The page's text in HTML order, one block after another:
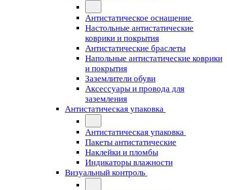
Антистатическое оснащение
Настольные антистатические
коврики и покрытия
Антистатические браслеты
Напольные антистатические коврики
и покрытия
Заземлители обуви
Аксессуары и провода для
заземления
Антистатическая упаковка
Антистатическая упаковка
Пакеты антистатические
Наклейки и пломбы
Индикаторы влажности
Визуальный контроль